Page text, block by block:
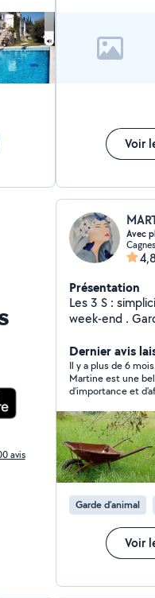
Voir
avis
Avec
Présentation
Les 3 S :
week-end .
Dernier avis
Il y a plus de 6 mois
Martine est une
d’importance et
laissant mon
Simba et j’ ai été
sérieusement !
Garde d’animal
Voir